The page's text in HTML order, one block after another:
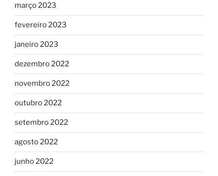
março 2023
fevereiro 2023
janeiro 2023
dezembro 2022
novembro 2022
outubro 2022
setembro 2022
agosto 2022
junho 2022